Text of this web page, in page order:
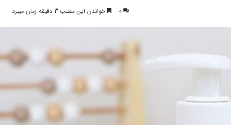
0 خواندن این مطلب 3 دقیقه زمان میبرد